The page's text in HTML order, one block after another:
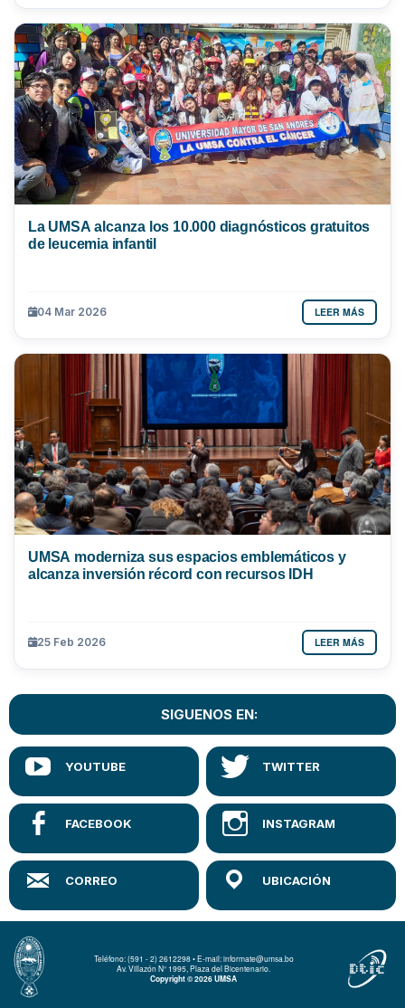
La UMSA alcanza los 10.000 diagnósticos gratuitos
de leucemia infantil
04 Mar 2026 LEER MÁS
UMSA moderniza sus espacios emblemáticos y
alcanza inversión récord con recursos IDH
25 Feb 2026 LEER MÁS
SIGUENOS EN:
Teléfono: (591 - 2) 2612298 • E-mail: informate@umsa.bo
Av. Villazón N° 1995, Plaza del Bicentenario.
Copyright © 2026 UMSA